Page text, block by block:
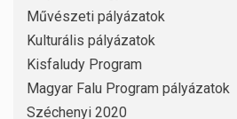
Művészeti pályázatok
Kulturális pályázatok
Kisfaludy Program
Magyar Falu Program pályázatok
Széchenyi 2020